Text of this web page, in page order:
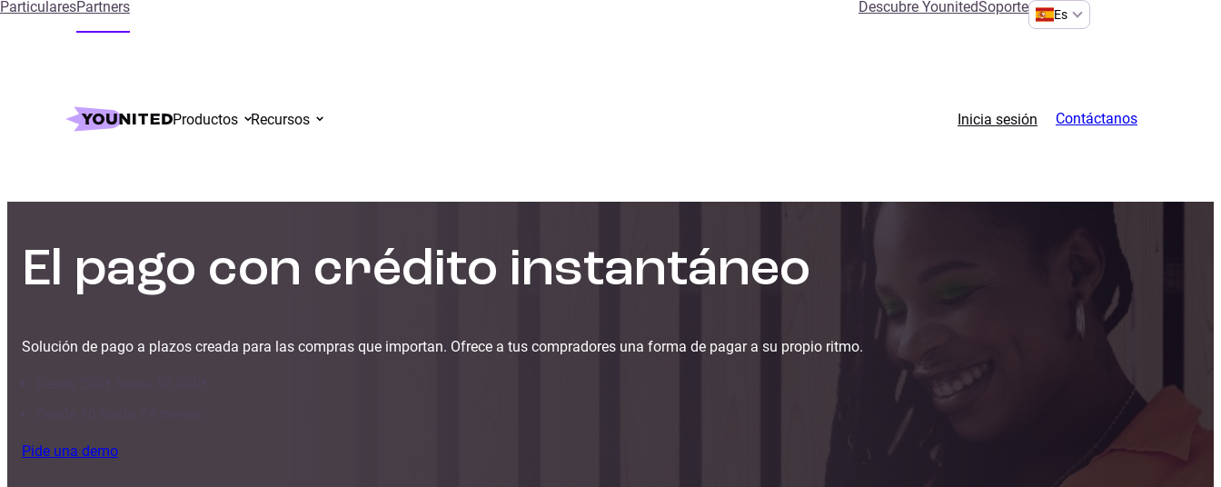
ParticularesPartners Descubre YounitedSoporte Es
Productos Recursos Inicia sesión Contáctanos
El pago con crédito instantáneo
Solución de pago a plazos creada para las compras que importan. Ofrece a tus compradores una forma de pagar a su propio ritmo.
Pide una demo